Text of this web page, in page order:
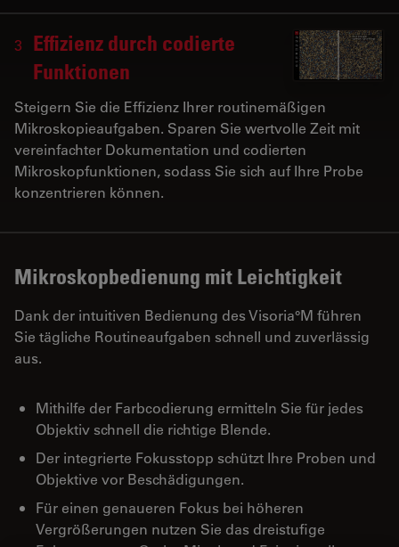
3
Effizienz durch codierte
Funktionen
Steigern Sie die Effizienz Ihrer routinemäßigen
Mikroskopieaufgaben. Sparen Sie wertvolle Zeit mit
vereinfachter Dokumentation und codierten
Mikroskopfunktionen, sodass Sie sich auf Ihre Probe
konzentrieren können.
Mikroskopbedienung mit Leichtigkeit
Dank der intuitiven Bedienung des Visoria°M führen
Sie tägliche Routineaufgaben schnell und zuverlässig
aus.
Mithilfe der Farbcodierung ermitteln Sie für jedes
Objektiv schnell die richtige Blende.
Der integrierte Fokusstopp schützt Ihre Proben und
Objektive vor Beschädigungen.
Für einen genaueren Fokus bei höheren
Vergrößerungen nutzen Sie das dreistufige